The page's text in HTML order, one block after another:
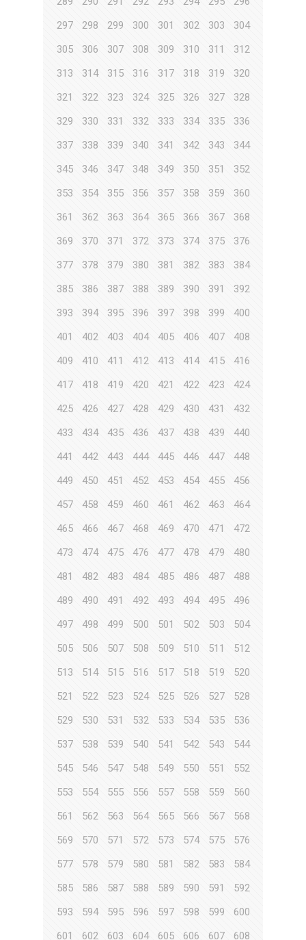
297
298 299 300 301 302 303
304
305
306 307 308 309 310 311
312
313
314 315 316 317 318 319
320
321
322 323 324 325 326 327
328
329
330 331 332 333 334 335
336
337
338 339 340 341 342 343
344
345
346 347 348 349 350 351
352
353
354 355 356 357 358 359
360
361
362 363 364 365 366 367
368
369
370 371 372 373 374 375
376
377
378 379 380 381 382 383
384
385
386 387 388 389 390 391
392
393
394 395 396 397 398 399
400
401
402 403 404 405 406 407
408
409
410 411 412 413 414 415
416
417
418 419 420 421 422 423
424
425
426 427 428 429 430 431
432
433
434 435 436 437 438 439
440
441
442 443 444 445 446 447
448
449
450 451 452 453 454 455
456
457
458 459 460 461 462 463
464
465
466 467 468 469 470 471
472
473
474 475 476 477 478 479
480
481
482 483 484 485 486 487
488
489
490 491 492 493 494 495
496
497
498 499 500 501 502 503
504
505
506 507 508 509 510 511
512
513
514 515 516 517 518 519
520
521
522 523 524 525 526 527
528
529
530 531 532 533 534 535
536
537
538 539 540 541 542 543
544
545
546 547 548 549 550 551
552
553
554 555 556 557 558 559
560
561
562 563 564 565 566 567
568
569
570 571 572 573 574 575
576
577
578 579 580 581 582 583
584
585
586 587 588 589 590 591
592
593
594 595 596 597 598 599
600
601
602 603 604 605 606 607 608